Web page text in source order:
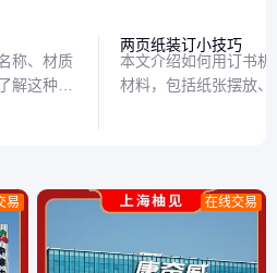
称、材质
解这种轻
两页纸装订小技巧
本文介绍如何用订书
材料，包括纸张摆放
易 在线交易